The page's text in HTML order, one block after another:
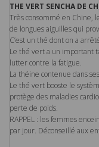
THE VERT SENCHA DE
Très consommé en Chine,
de longues aiguilles qui
C’est un thé dont on a
Le thé vert a un important
lutter contre la fatigue.
La théine contenue dans
Le thé vert booste le
protège des maladies
perte de poids.
RAPPEL : les femmes
par jour. Déconseillé aux